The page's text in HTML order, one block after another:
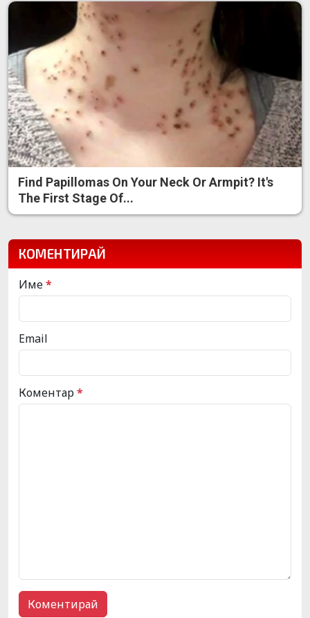
Find Papillomas On Your Neck Or Armpit? It's
The First Stage Of...
КОМЕНТИРАЙ
Име*
Email
Коментар*